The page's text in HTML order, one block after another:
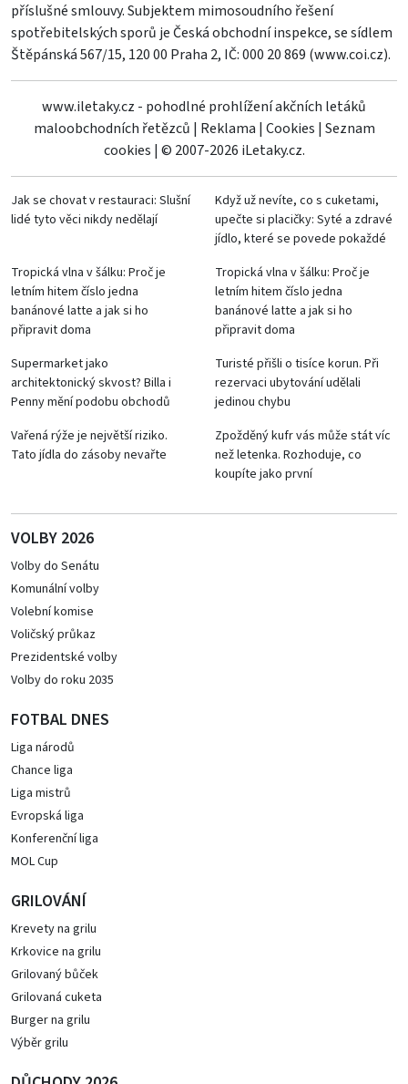
příslušné smlouvy. Subjektem mimosoudního řešení
spotřebitelských sporů je Česká obchodní inspekce, se sídlem
Štěpánská 567/15, 120 00 Praha 2, IČ: 000 20 869 (www.coi.cz).
www.iletaky.cz - pohodlné prohlížení akčních letáků
maloobchodních řetězců | Reklama | Cookies | Seznam
cookies | © 2007-2026 iLetaky.cz.
Jak se chovat v restauraci: Slušní
lidé tyto věci nikdy nedělají
Když už nevíte, co s cuketami,
upečte si placičky: Syté a zdravé
jídlo, které se povede pokaždé
Tropická vlna v šálku: Proč je
letním hitem číslo jedna
banánové latte a jak si ho
připravit doma
Tropická vlna v šálku: Proč je
letním hitem číslo jedna
banánové latte a jak si ho
připravit doma
Supermarket jako
architektonický skvost? Billa i
Penny mění podobu obchodů
Turisté přišli o tisíce korun. Při
rezervaci ubytování udělali
jedinou chybu
Vařená rýže je největší riziko.
Tato jídla do zásoby nevařte
Zpožděný kufr vás může stát víc
než letenka. Rozhoduje, co
koupíte jako první
VOLBY 2026
Volby do Senátu
Komunální volby
Volební komise
Voličský průkaz
Prezidentské volby
Volby do roku 2035
FOTBAL DNES
Liga národů
Chance liga
Liga mistrů
Evropská liga
Konferenční liga
MOL Cup
GRILOVÁNÍ
Krevety na grilu
Krkovice na grilu
Grilovaný bůček
Grilovaná cuketa
Burger na grilu
Výběr grilu